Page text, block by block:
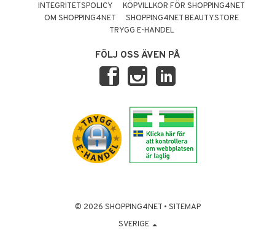
INTEGRITETSPOLICY
KÖPVILLKOR FÖR SHOPPING4NET
OM SHOPPING4NET
SHOPPING4NET BEAUTYSTORE
TRYGG E-HANDEL
FÖLJ OSS ÄVEN PÅ
© 2026 SHOPPING4NET • SITEMAP
SVERIGE